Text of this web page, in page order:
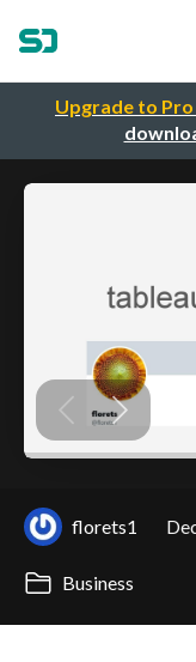
Upgrade to Pro
florets1
Business